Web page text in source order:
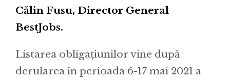
Călin Fusu, Director General
BestJobs.
Listarea obligațiunilor vine după
derularea în perioada 6-17 mai 2021 a